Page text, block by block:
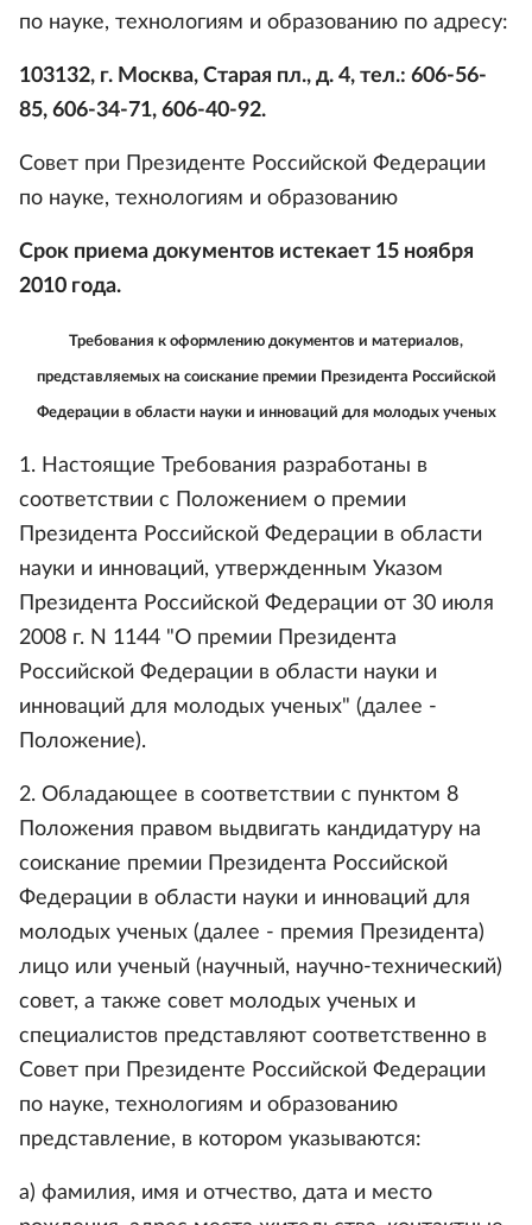
по науке, технологиям и образованию по адресу:
103132, г. Москва, Старая пл., д. 4, тел.: 606-56-
85, 606-34-71, 606-40-92.
Совет при Президенте Российской Федерации
по науке, технологиям и образованию
Срок приема документов истекает 15 ноября
2010 года.
Требования к оформлению документов и материалов,
представляемых на соискание премии Президента Российской
Федерации в области науки и инноваций для молодых ученых
1. Настоящие Требования разработаны в
соответствии с Положением о премии
Президента Российской Федерации в области
науки и инноваций, утвержденным Указом
Президента Российской Федерации от 30 июля
2008 г. N 1144 "О премии Президента
Российской Федерации в области науки и
инноваций для молодых ученых" (далее -
Положение).
2. Обладающее в соответствии с пунктом 8
Положения правом выдвигать кандидатуру на
соискание премии Президента Российской
Федерации в области науки и инноваций для
молодых ученых (далее - премия Президента)
лицо или ученый (научный, научно-технический)
совет, а также совет молодых ученых и
специалистов представляют соответственно в
Совет при Президенте Российской Федерации
по науке, технологиям и образованию
представление, в котором указываются:
а) фамилия, имя и отчество, дата и место